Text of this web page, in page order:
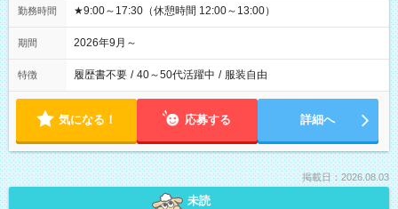
勤務時間 ★9:00～17:30（休憩時間 12:00～13:00）
期間 2026年9月～
特徴 履歴書不要 / 40～50代活躍中 / 服装自由
気になる！ 応募する 詳細へ
掲載日：2026.08.03
未読